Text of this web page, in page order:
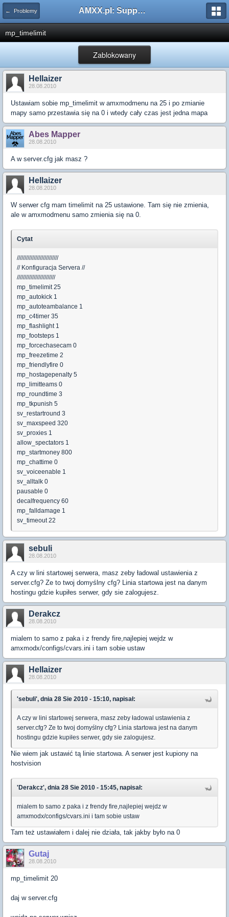
← Problemy AMXX.pl: Support AMX Mod X i SourceMod
mp_timelimit
Zablokowany
Hellaizer
28.08.2010
Ustawiam sobie mp_timelimit w amxmodmenu na 25 i po zmianie
mapy samo przestawia się na 0 i wtedy cały czas jest jedna mapa
Abes Mapper
28.08.2010
A w server.cfg jak masz ?
Hellaizer
28.08.2010
W serwer cfg mam timelimit na 25 ustawione. Tam się nie zmienia,
ale w amxmodmenu samo zmienia się na 0.
Cytat
///////////////////////////
// Konfiguracja Servera //
/////////////////////////
mp_timelimit 25
mp_autokick 1
mp_autoteambalance 1
mp_c4timer 35
mp_flashlight 1
mp_footsteps 1
mp_forcechasecam 0
mp_freezetime 2
mp_friendlyfire 0
mp_hostagepenalty 5
mp_limitteams 0
mp_roundtime 3
mp_tkpunish 5
sv_restartround 3
sv_maxspeed 320
sv_proxies 1
allow_spectators 1
mp_startmoney 800
mp_chattime 0
sv_voiceenable 1
sv_alltalk 0
pausable 0
decalfrequency 60
mp_falldamage 1
sv_timeout 22
sebuli
28.08.2010
A czy w lini startowej serwera, masz zeby ładowal ustawienia z
server.cfg? Ze to twoj domyślny cfg? Linia startowa jest na danym
hostingu gdzie kupiłes serwer, gdy sie zalogujesz.
Derakcz
28.08.2010
mialem to samo z paka i z frendy fire,najlepiej wejdz w
amxmodx/configs/cvars.ini i tam sobie ustaw
Hellaizer
28.08.2010
'sebuli', dnia 28 Sie 2010 - 15:10, napisał:
A czy w lini startowej serwera, masz zeby ładowal ustawienia z
server.cfg? Ze to twoj domyślny cfg? Linia startowa jest na danym
hostingu gdzie kupiłes serwer, gdy sie zalogujesz.
Nie wiem jak ustawić tą linie startowa. A serwer jest kupiony na
hostvision
'Derakcz', dnia 28 Sie 2010 - 15:45, napisał:
mialem to samo z paka i z frendy fire,najlepiej wejdz w
amxmodx/configs/cvars.ini i tam sobie ustaw
Tam też ustawiałem i dalej nie działa, tak jakby było na 0
Gutaj
28.08.2010
mp_timelimit 20
daj w server.cfg